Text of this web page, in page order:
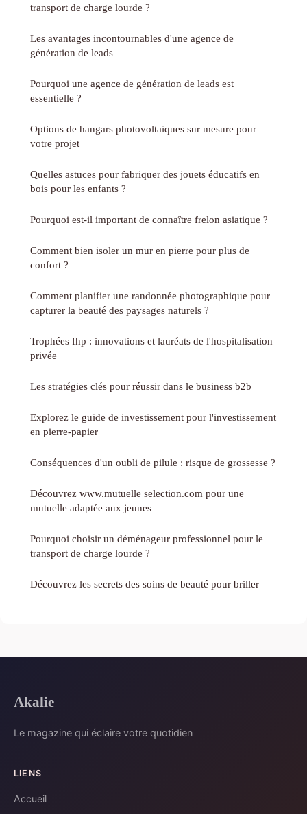
transport de charge lourde ?
Les avantages incontournables d'une agence de
génération de leads
Pourquoi une agence de génération de leads est
essentielle ?
Options de hangars photovoltaïques sur mesure pour
votre projet
Quelles astuces pour fabriquer des jouets éducatifs en
bois pour les enfants ?
Pourquoi est-il important de connaître frelon asiatique ?
Comment bien isoler un mur en pierre pour plus de
confort ?
Comment planifier une randonnée photographique pour
capturer la beauté des paysages naturels ?
Trophées fhp : innovations et lauréats de l'hospitalisation
privée
Les stratégies clés pour réussir dans le business b2b
Explorez le guide de investissement pour l'investissement
en pierre-papier
Conséquences d'un oubli de pilule : risque de grossesse ?
Découvrez www.mutuelle selection.com pour une
mutuelle adaptée aux jeunes
Pourquoi choisir un déménageur professionnel pour le
transport de charge lourde ?
Découvrez les secrets des soins de beauté pour briller
Akalie
Le magazine qui éclaire votre quotidien
LIENS
Accueil